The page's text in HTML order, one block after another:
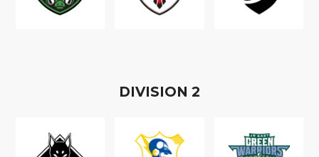
DIVISION 2